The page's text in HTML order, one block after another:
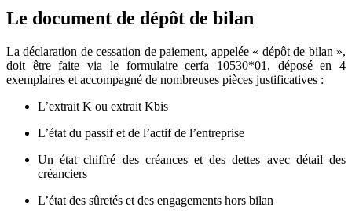
Le document de dépôt de bilan
La déclaration de cessation de paiement, appelée « dépôt de bilan »,
doit être faite via le formulaire cerfa 10530*01, déposé en 4
exemplaires et accompagné de nombreuses pièces justificatives :
L’extrait K ou extrait Kbis
L’état du passif et de l’actif de l’entreprise
Un état chiffré des créances et des dettes avec détail des
créanciers
L’état des sûretés et des engagements hors bilan